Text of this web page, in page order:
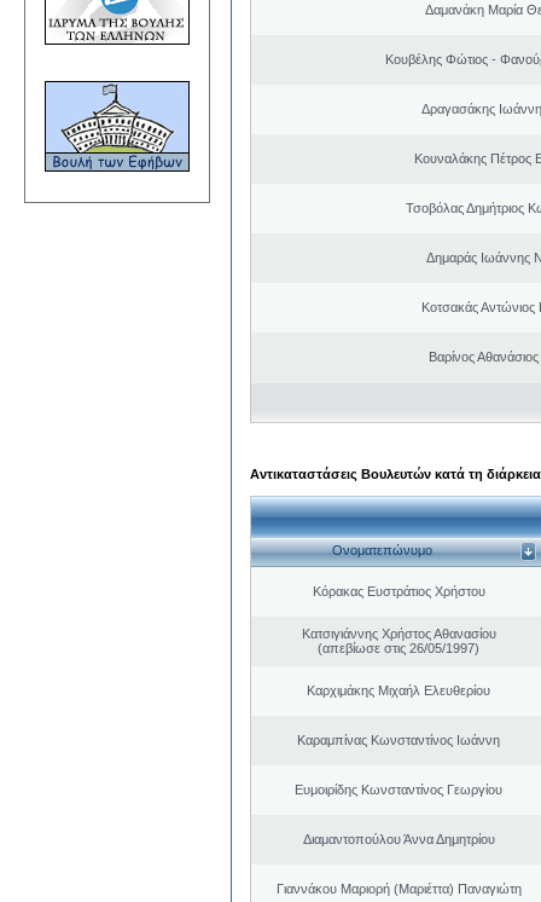
Δαμανάκη Μαρία
Κουβέλης Φώτιος -
Δραγασάκης
Κουναλάκης Πέτρος
Τσοβόλας Δημήτριος
Δημαράς Ιωάννης
Κοτσακάς Αντώνιος
Βαρίνος
Αντικαταστάσεις Βουλευτών κατά τη
Ονοματεπώνυμο
Κόρακας Ευστράτιος Χρήστου
Κατσιγιάννης Χρήστος Αθανασίου
(απεβίωσε στις 26/05/1997)
Καρχιμάκης Μιχαήλ Ελευθερίου
Καραμπίνας Κωνσταντίνος Ιωάννη
Ευμοιρίδης Κωνσταντίνος Γεωργίου
Διαμαντοπούλου Άννα Δημητρίου
Γιαννάκου Μαριορή (Μαριέττα) Παναγιώτη